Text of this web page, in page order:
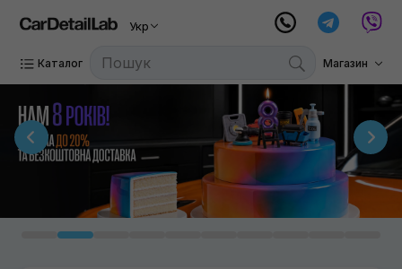
Укр
Каталог Магазин